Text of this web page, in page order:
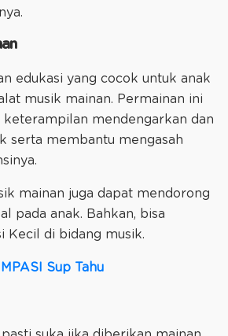
edukasi yang cocok untuk anak
musik mainan. Permainan ini
mendengarkan dan
serta membantu mengasah
mainan juga dapat mendorong
pada anak. Bahkan, bisa
Kecil di bidang musik.
Sup Tahu